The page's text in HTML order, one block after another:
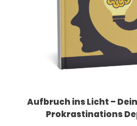
Aufbruch ins Licht –
Prokrastinations